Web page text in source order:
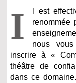
I
l est
renommée
nous
inscrire à «
théâtre de
dans ce